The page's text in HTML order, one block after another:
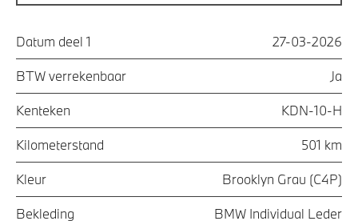
Datum deel 1 27-03-2026
BTW verrekenbaar Ja
Kenteken KDN-10-H
Kilometerstand 501 km
Kleur Brooklyn Grau (C4P)
Bekleding
BMW Individual Leder